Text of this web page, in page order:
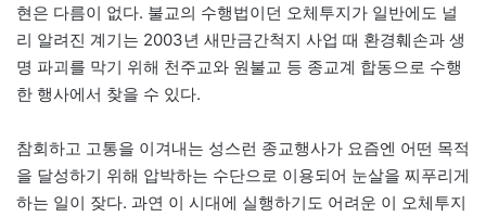
현은 다름이 없다. 불교의 수행법이던 오체투지가 일반에도 널
리 알려진 계기는 2003년 새만금간척지 사업 때 환경훼손과 생
명 파괴를 막기 위해 천주교와 원불교 등 종교계 합동으로 수행
한 행사에서 찾을 수 있다.
참회하고 고통을 이겨내는 성스런 종교행사가 요즘엔 어떤 목적
을 달성하기 위해 압박하는 수단으로 이용되어 눈살을 찌푸리게
하는 일이 잦다. 과연 이 시대에 실행하기도 어려운 이 오체투지